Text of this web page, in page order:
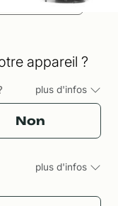
appareil ?
plus d'infos
Non
plus d'infos